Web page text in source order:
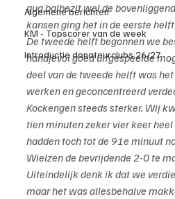
Algemene berichten
KM - Topscorer van de week
Introductie donateurclubs 26/27
qua balbezit wel de
kansen ging het in de eerste
De tweede helft begonnen we
handjevol goed uitgespeelde
deel van de tweede helft was
werken en geconcentreerd
Kockengen steeds sterker. Wij
tien minuten zeker vier keer
hadden toch tot de 91e minuut
Wielzen de bevrijdende 2-0 te
Uiteindelijk denk ik dat we
maar het was allesbehalve